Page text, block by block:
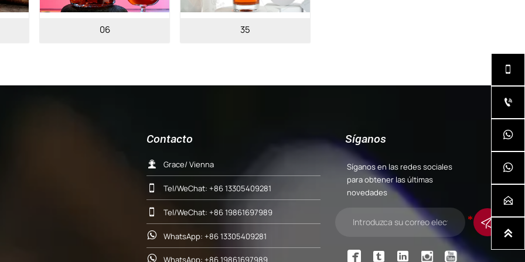
35 34
Contacto
 Grace/ Vienna
 Tel/WeChat: +86 13305409281
 Tel/WeChat: +86 19861697989
 WhatsApp: +86 13305409281
 WhatsApp: +86 19861697989
Síganos
Síganos en las redes sociales
para obtener las últimas
novedades

  





